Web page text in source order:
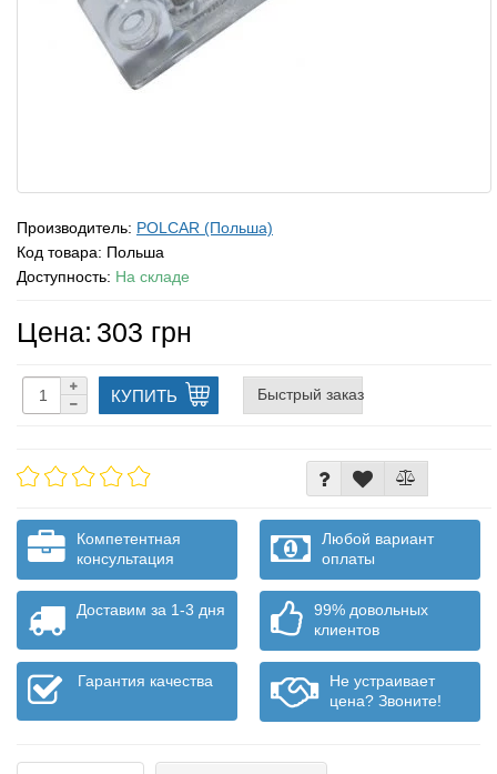
Производитель: POLCAR (Польша)
Код товара: Польша
Доступность: На складе
Цена: 303 грн
КУПИТЬ Быстрый заказ
Компетентная
консультация
Любой вариант
оплаты
Доставим за 1-3 дня
99% довольных
клиентов
Гарантия качества
Не устраивает
цена? Звоните!